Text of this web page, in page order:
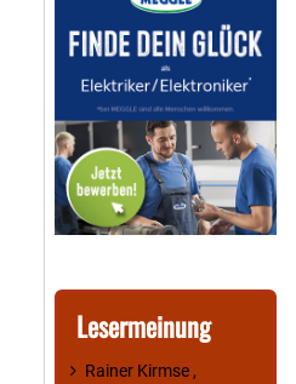
Lesermeinung
Rainer Kirmse ,